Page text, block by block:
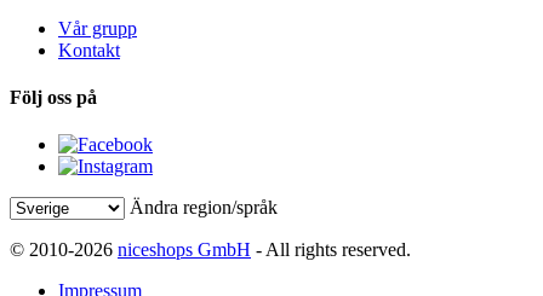
Vår grupp
Kontakt
Följ oss på
Ändra region/språk
© 2010-2026 niceshops GmbH - All rights reserved.
Impressum